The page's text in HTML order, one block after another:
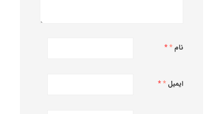
نام*
ایمیل*